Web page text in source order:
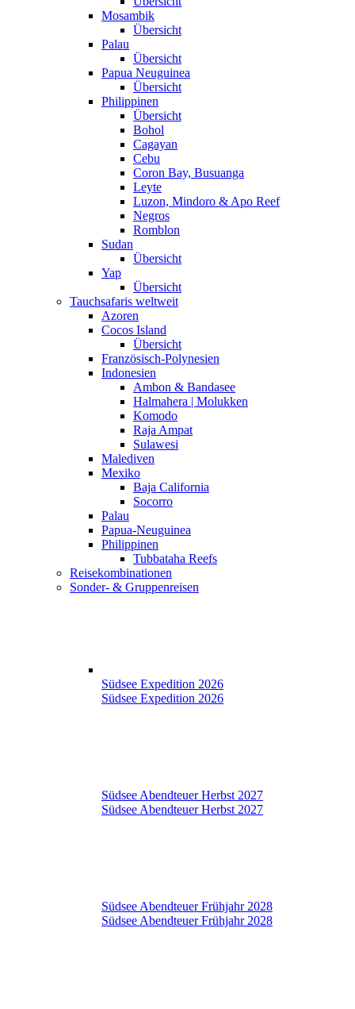
Mosambik
Übersicht
Palau
Übersicht
Papua Neuguinea
Übersicht
Philippinen
Übersicht
Bohol
Cagayan
Cebu
Coron Bay, Busuanga
Leyte
Luzon, Mindoro & Apo Reef
Negros
Romblon
Sudan
Übersicht
Yap
Übersicht
Tauchsafaris weltweit
Azoren
Cocos Island
Übersicht
Französisch-Polynesien
Indonesien
Ambon & Bandasee
Halmahera | Molukken
Komodo
Raja Ampat
Sulawesi
Malediven
Mexiko
Baja California
Socorro
Palau
Papua-Neuguinea
Philippinen
Tubbataha Reefs
Reisekombinationen
Sonder- & Gruppenreisen
Südsee Expedition 2026
Südsee Expedition 2026
Südsee Abendteuer Herbst 2027
Südsee Abendteuer Herbst 2027
Südsee Abendteuer Frühjahr 2028
Südsee Abendteuer Frühjahr 2028